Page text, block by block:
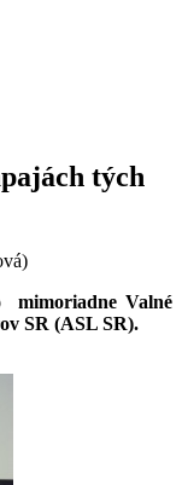
tých
mimoriadne Valné
SR (ASL SR).